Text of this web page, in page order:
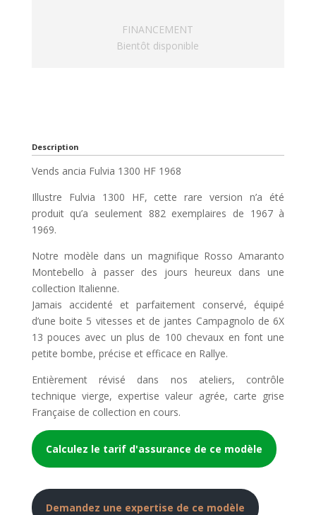
FINANCEMENT
Bientôt disponible
Description
Vends ancia Fulvia 1300 HF 1968
Illustre Fulvia 1300 HF, cette rare version n’a été
produit qu’a seulement 882 exemplaires de 1967 à
1969.
Notre modèle dans un magnifique Rosso Amaranto
Montebello à passer des jours heureux dans une
collection Italienne.
Jamais accidenté et parfaitement conservé, équipé
d’une boite 5 vitesses et de jantes Campagnolo de 6X
13 pouces avec un plus de 100 chevaux en font une
petite bombe, précise et efficace en Rallye.
Entièrement révisé dans nos ateliers, contrôle
technique vierge, expertise valeur agrée, carte grise
Française de collection en cours.
Calculez le tarif d'assurance de ce modèle
Demandez une expertise de ce modèle